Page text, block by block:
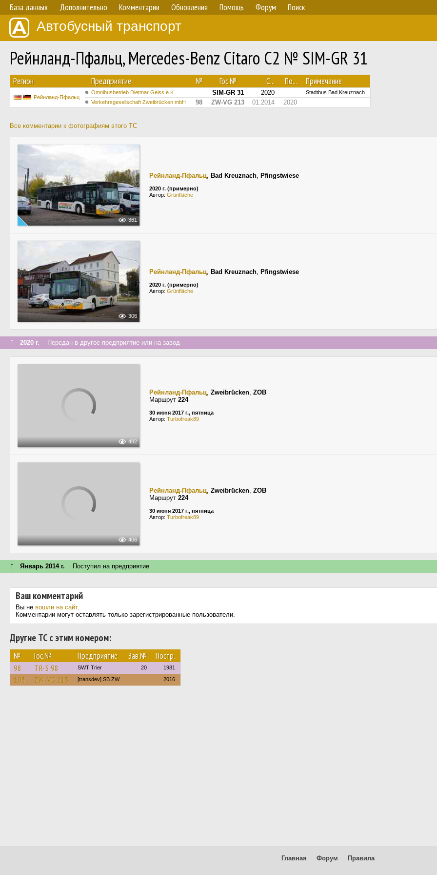
База данных Дополнительно Комментарии Обновления Помощь Форум Поиск
Автобусный транспорт
Рейнланд-Пфальц, Mercedes-Benz Citaro C2 № SIM-GR 31
Регион Предприятие № Гос.№ С... По... Примечание
Рейнланд-Пфальц
Omnibusbetrieb Dietmar Geiss e.K. SIM-GR 31 2020
Stadtbus Bad Kreuznach
Verkehrsgesellschaft Zweibrücken mbH
98 ZW-VG 213 01.2014 2020
Все комментарии к фотографиям этого ТС
361
Рейнланд-Пфальц, Bad Kreuznach, Pfingstwiese
2020 г. (примерно)
Автор: Grünfläche
306
Рейнланд-Пфальц, Bad Kreuznach, Pfingstwiese
2020 г. (примерно)
Автор: Grünfläche
↑ 2020 г. Передан в другое предприятие или на завод
482
Рейнланд-Пфальц, Zweibrücken, ZOB
Маршрут 224
30 июня 2017 г., пятница
Автор: Turbofreak89
406
Рейнланд-Пфальц, Zweibrücken, ZOB
Маршрут 224
30 июня 2017 г., пятница
Автор: Turbofreak89
↑ Январь 2014 г. Поступил на предприятие
Ваш комментарий
Вы не вошли на сайт.
Комментарии могут оставлять только зарегистрированные пользователи.
Другие ТС с этим номером:
№ Гос.№ Предприятие Зав.№ Постр.
98 TR-S 98 SWT Trier 20 1981
103 ZW-VG 213 [transdev] SB ZW 2016
Главная Форум Правила